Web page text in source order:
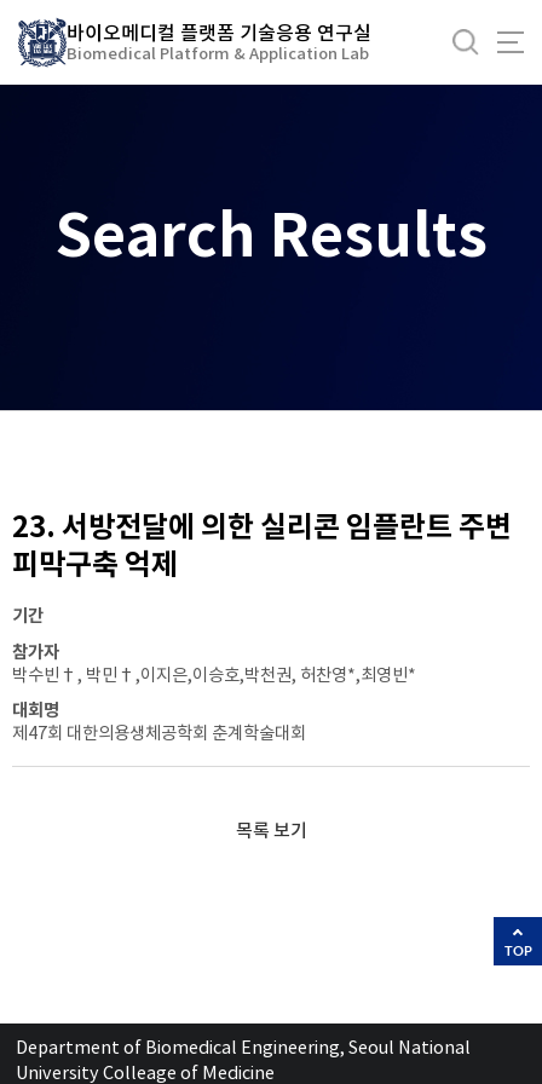
바이오메디컬 플랫폼 기술응용 연구실
Biomedical Platform & Application Lab
Search Results
23. 서방전달에 의한 실리콘 임플란트 주변
피막구축 억제
기간
참가자
박수빈†, 박민†,이지은,이승호,박천권, 허찬영*,최영빈*
대회명
제47회 대한의용생체공학회 춘계학술대회
목록 보기
TOP
Department of Biomedical Engineering, Seoul National
University Colleage of Medicine